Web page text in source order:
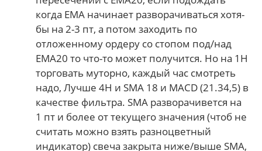
когда ЕМА начинает разворачиваться хотя-
бы на 2-3 пт, а потом заходить по
отложенному ордеру со стопом под/над
ЕМА20 то что-то может получится. Но на 1Н
торговать муторно, каждый час смотреть
надо, Лучше 4Н и SMA 18 и MACD (21.34,5) в
качестве фильтра. SMA разворачивется на
1 пт и более от текущего значения (чтоб не
считать можно взять разноцветный
индикатор) свеча закрыта ниже/выше SMA,